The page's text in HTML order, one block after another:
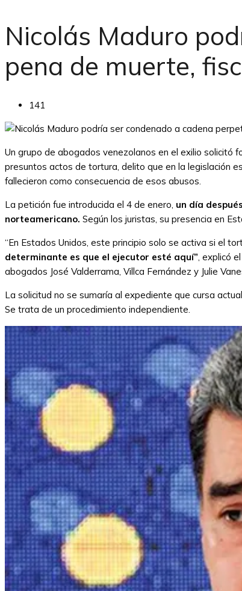
Nicolás Maduro
pena de muerte,
141
Un grupo de abogados venezolanos en el exilio solicitó
presuntos actos de tortura, delito que en la legislación
fallecieron como consecuencia de esos abusos.
La petición fue introducida el 4 de enero, un día
norteamericano. Según los juristas, su presencia en
“En Estados Unidos, este principio solo se activa si el
determinante es que el ejecutor esté aquí”, explicó
abogados José Valderrama, Villca Fernández y Julie
La solicitud no se sumaría al expediente que cursa
Se trata de un procedimiento independiente.